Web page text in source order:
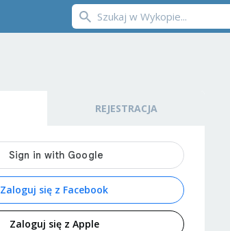
REJESTRACJA
Zaloguj się z Facebook
Zaloguj się z Apple